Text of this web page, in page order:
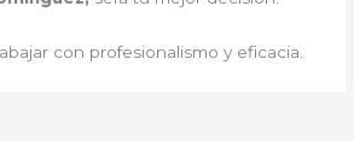
con profesionalismo y eficacia.